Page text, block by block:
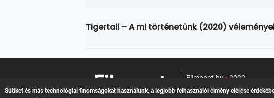
Tigertail – A mi történetünk (2020)
Filmpont.hu • 2022
Online filmek teljes adatlapja
Sütiket és más technológiai finomságokat használunk, a legjobb felhasználói élmény elérése